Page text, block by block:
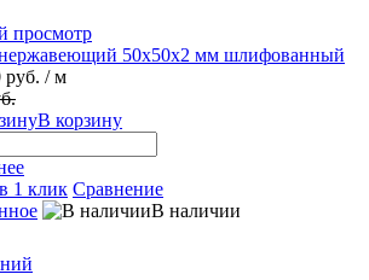
просмотр
50х50х2 мм шлифованный
руб. / м
В корзину
1 клик Сравнение
В наличии